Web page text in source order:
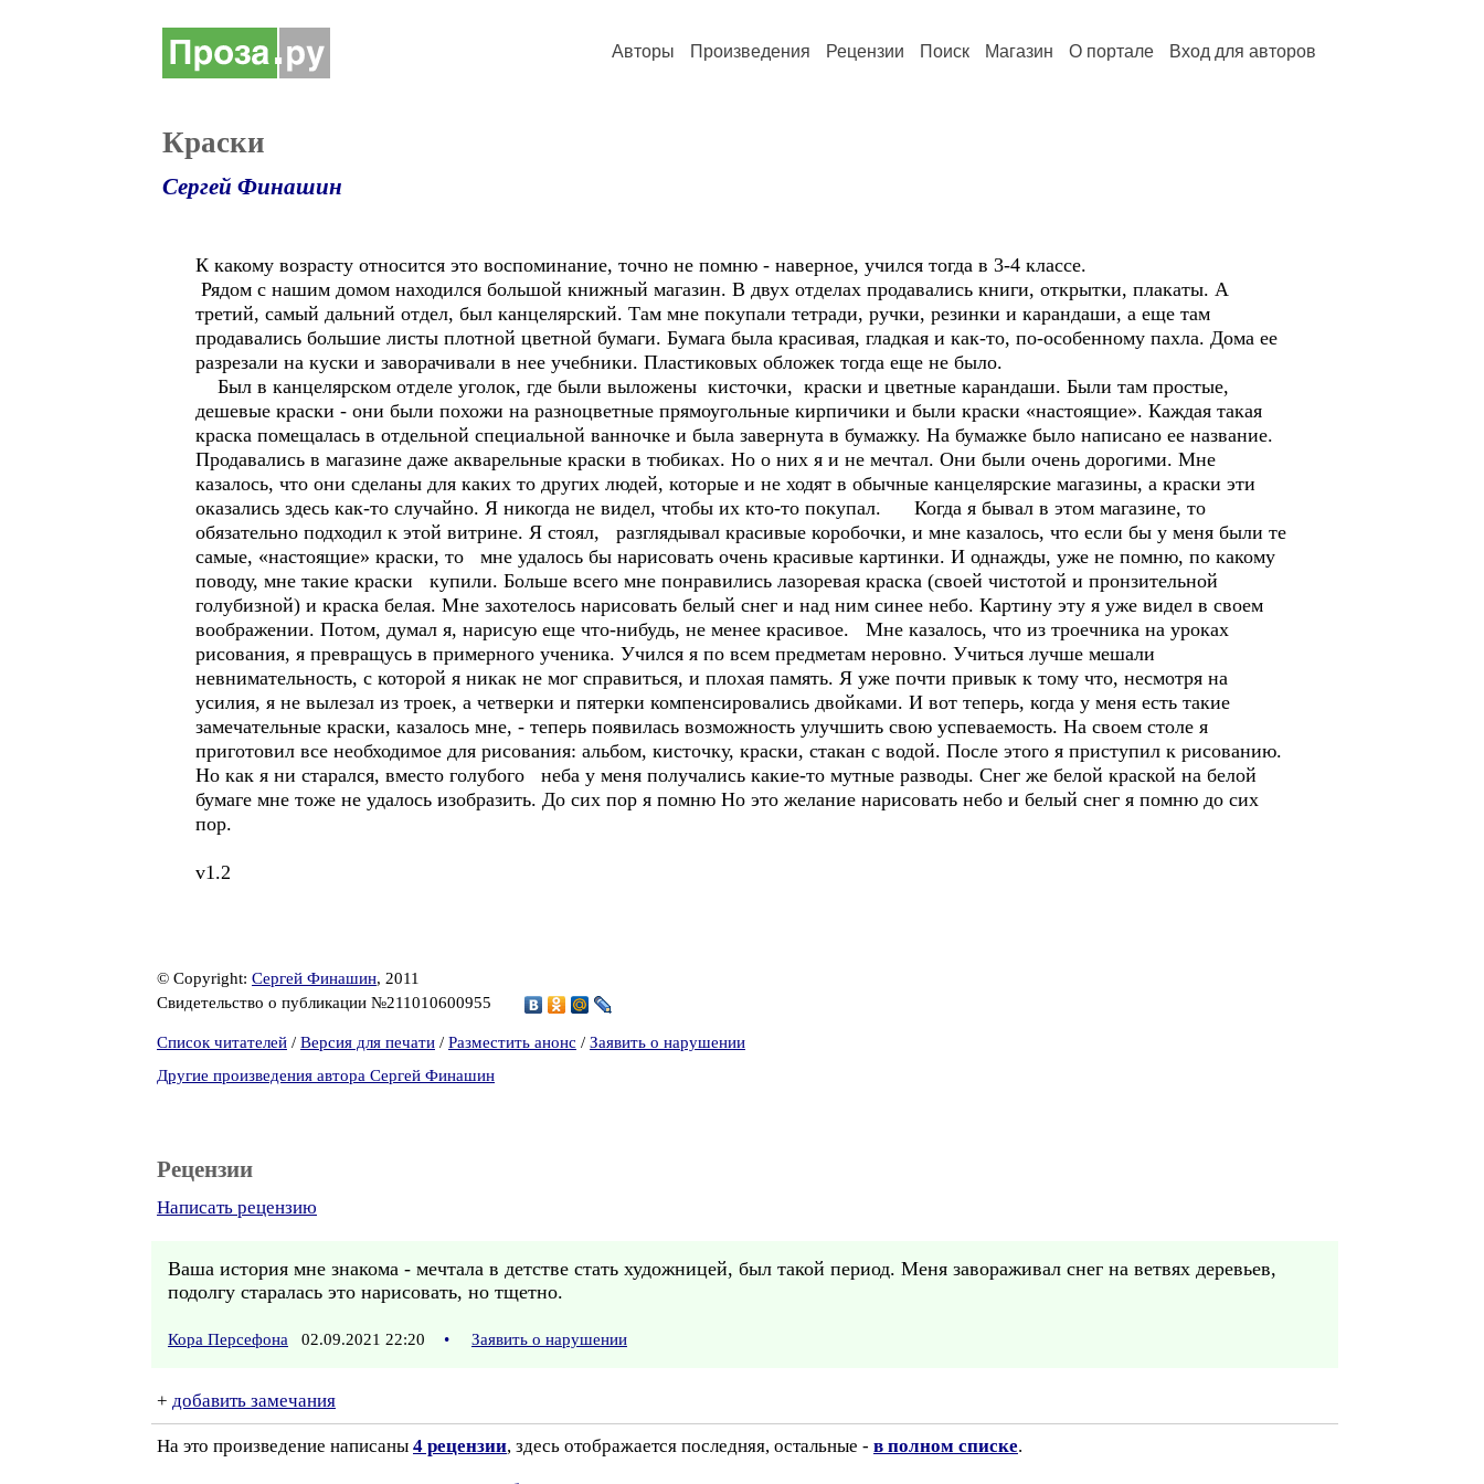
Авторы Произведения Рецензии Поиск Магазин О портале Вход для авторов
Краски
Сергей Финашин
К какому возрасту относится это воспоминание, точно не помню - наверное, учился тогда в 3-4 классе.
Рядом с нашим домом находился большой книжный магазин. В двух отделах продавались книги, открытки, плакаты. А
третий, самый дальний отдел, был канцелярский. Там мне покупали тетради, ручки, резинки и карандаши, а еще там
продавались большие листы плотной цветной бумаги. Бумага была красивая, гладкая и как-то, по-особенному пахла. Дома ее
разрезали на куски и заворачивали в нее учебники. Пластиковых обложек тогда еще не было.
Был в канцелярском отделе уголок, где были выложены кисточки, краски и цветные карандаши. Были там простые,
дешевые краски - они были похожи на разноцветные прямоугольные кирпичики и были краски «настоящие». Каждая такая
краска помещалась в отдельной специальной ванночке и была завернута в бумажку. На бумажке было написано ее название.
Продавались в магазине даже акварельные краски в тюбиках. Но о них я и не мечтал. Они были очень дорогими. Мне
казалось, что они сделаны для каких то других людей, которые и не ходят в обычные канцелярские магазины, а краски эти
оказались здесь как-то случайно. Я никогда не видел, чтобы их кто-то покупал. Когда я бывал в этом магазине, то
обязательно подходил к этой витрине. Я стоял, разглядывал красивые коробочки, и мне казалось, что если бы у меня были те
самые, «настоящие» краски, то мне удалось бы нарисовать очень красивые картинки. И однажды, уже не помню, по какому
поводу, мне такие краски купили. Больше всего мне понравились лазоревая краска (своей чистотой и пронзительной
голубизной) и краска белая. Мне захотелось нарисовать белый снег и над ним синее небо. Картину эту я уже видел в своем
воображении. Потом, думал я, нарисую еще что-нибудь, не менее красивое. Мне казалось, что из троечника на уроках
рисования, я превращусь в примерного ученика. Учился я по всем предметам неровно. Учиться лучше мешали
невнимательность, с которой я никак не мог справиться, и плохая память. Я уже почти привык к тому что, несмотря на
усилия, я не вылезал из троек, а четверки и пятерки компенсировались двойками. И вот теперь, когда у меня есть такие
замечательные краски, казалось мне, - теперь появилась возможность улучшить свою успеваемость. На своем столе я
приготовил все необходимое для рисования: альбом, кисточку, краски, стакан с водой. После этого я приступил к рисованию.
Но как я ни старался, вместо голубого неба у меня получались какие-то мутные разводы. Снег же белой краской на белой
бумаге мне тоже не удалось изобразить. До сих пор я помню Но это желание нарисовать небо и белый снег я помню до сих
пор.
v1.2
© Copyright: Сергей Финашин, 2011
Свидетельство о публикации №211010600955
Список читателей / Версия для печати / Разместить анонс / Заявить о нарушении
Другие произведения автора Сергей Финашин
Рецензии
Написать рецензию
Ваша история мне знакома - мечтала в детстве стать художницей, был такой период. Меня завораживал снег на ветвях деревьев,
подолгу старалась это нарисовать, но тщетно.
Кора Персефона 02.09.2021 22:20 • Заявить о нарушении
+ добавить замечания
На это произведение написаны 4 рецензии, здесь отображается последняя, остальные - в полном списке.